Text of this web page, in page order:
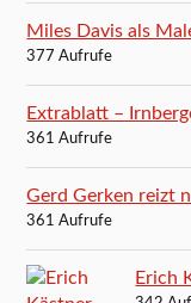
Miles Davis als
377 Aufrufe
Extrablatt –
361 Aufrufe
Gerd Gerken reizt
361 Aufrufe
Erich